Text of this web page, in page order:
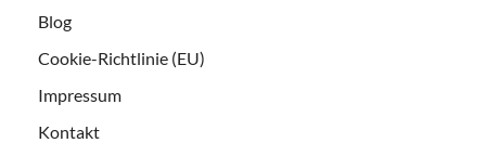
Blog
Cookie-Richtlinie (EU)
Impressum
Kontakt